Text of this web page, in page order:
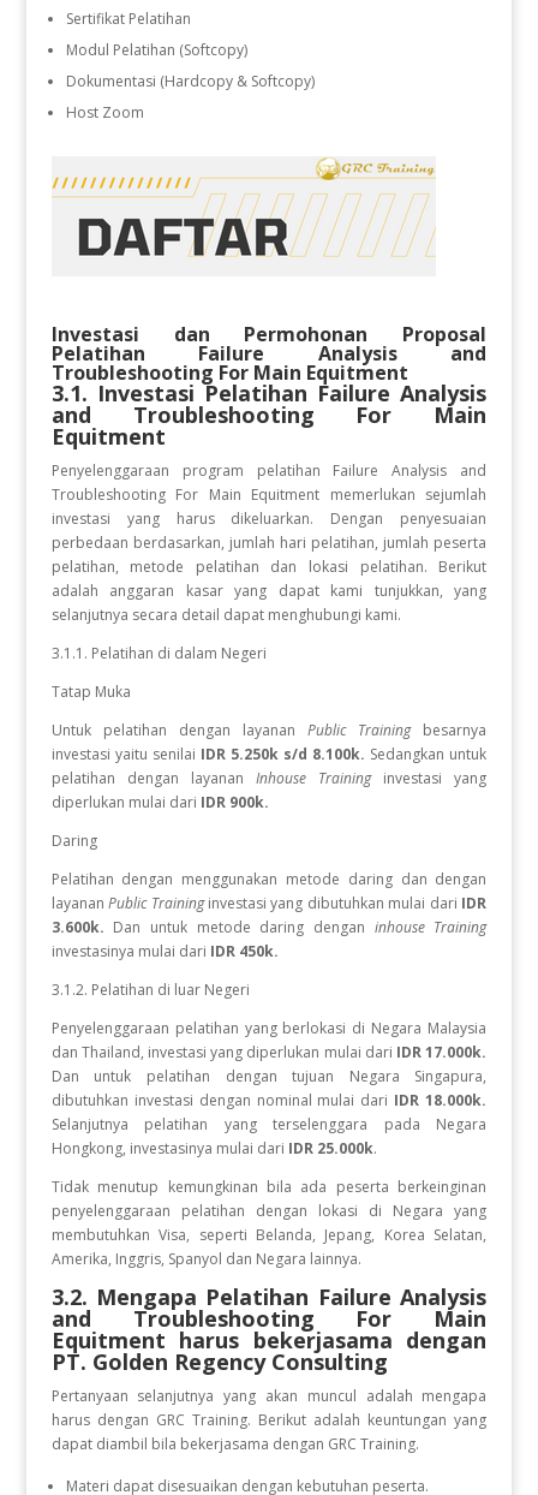
Sertifikat Pelatihan
Modul Pelatihan (Softcopy)
Dokumentasi (Hardcopy & Softcopy)
Host Zoom
Investasi dan Permohonan Proposal
Pelatihan Failure Analysis and
Troubleshooting For Main Equitment
3.1. Investasi Pelatihan Failure Analysis
and Troubleshooting For Main
Equitment
Penyelenggaraan program pelatihan Failure Analysis and
Troubleshooting For Main Equitment memerlukan sejumlah
investasi yang harus dikeluarkan. Dengan penyesuaian
perbedaan berdasarkan, jumlah hari pelatihan, jumlah peserta
pelatihan, metode pelatihan dan lokasi pelatihan. Berikut
adalah anggaran kasar yang dapat kami tunjukkan, yang
selanjutnya secara detail dapat menghubungi kami.
3.1.1. Pelatihan di dalam Negeri
Tatap Muka
Untuk pelatihan dengan layanan Public Trainingbesarnya
investasi yaitu senilai IDR 5.250k s/d 8.100k. Sedangkan untuk
pelatihan dengan layanan Inhouse Training investasi yang
diperlukan mulai dari IDR 900k.
Daring
Pelatihan dengan menggunakan metode daring dan dengan
layananPublic Traininginvestasi yang dibutuhkan mulai dari IDR
3.600k. Dan untuk metode daring dengan inhouse Training
investasinya mulai dari IDR 450k.
3.1.2. Pelatihan di luar Negeri
Penyelenggaraan pelatihan yang berlokasi di Negara Malaysia
dan Thailand, investasi yang diperlukan mulai dari IDR 17.000k.
Dan
untuk pelatihan dengan tujuan Negara
Singapura,
dibutuhkan investasi dengan nominal mulai dari IDR 18.000k.
Selanjutnya pelatihan yang terselenggara pada Negara
Hongkong, investasinya mulai dari IDR 25.000k.
Tidak menutup kemungkinan bila ada peserta berkeinginan
penyelenggaraan pelatihan dengan lokasi di Negara yang
membutuhkan Visa, seperti Belanda, Jepang, Korea Selatan,
Amerika, Inggris, Spanyol dan Negara lainnya.
3.2. Mengapa Pelatihan Failure Analysis
and Troubleshooting For Main
Equitment harus bekerjasama dengan
PT. Golden Regency Consulting
Pertanyaan selanjutnya yang akan muncul adalah mengapa
harus dengan GRC Training. Berikut adalah keuntungan yang
dapat diambil bila bekerjasama dengan GRC Training.
Materi dapat disesuaikan dengan kebutuhan peserta.